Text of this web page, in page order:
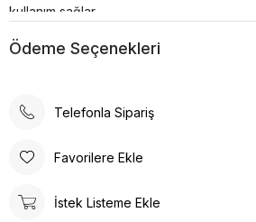
kullanım sağlar.
kurutulmamalıdır; bu, yapılarının
Ödeme Seçenekleri
Telefonla Sipariş
Favorilere Ekle
İstek Listeme Ekle